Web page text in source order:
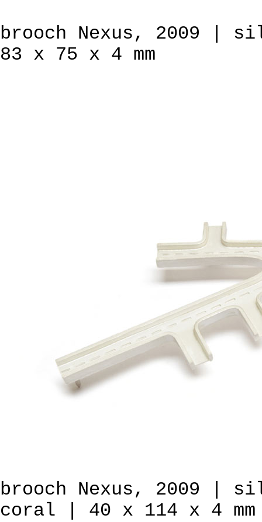
brooch Nexus, 2009 |
83 x 75 x 4 mm
brooch Nexus, 2009 |
coral | 40 x 114 x 4 mm